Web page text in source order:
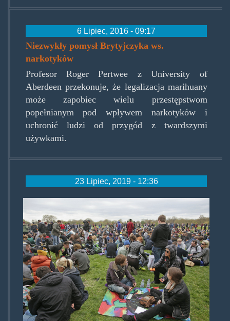
6 Lipiec, 2016 - 09:17
Niezwykły pomysł Brytyjczyka ws.
narkotyków
Profesor Roger Pertwee z University of
Aberdeen przekonuje, że legalizacja marihuany
może zapobiec wielu przestępstwom
popełnianym pod wpływem narkotyków i
uchronić ludzi od przygód z twardszymi
używkami.
23 Lipiec, 2019 - 12:36
london_marijuana.jpg